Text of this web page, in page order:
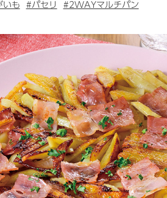
いも #パセリ
#2WAYマルチパン